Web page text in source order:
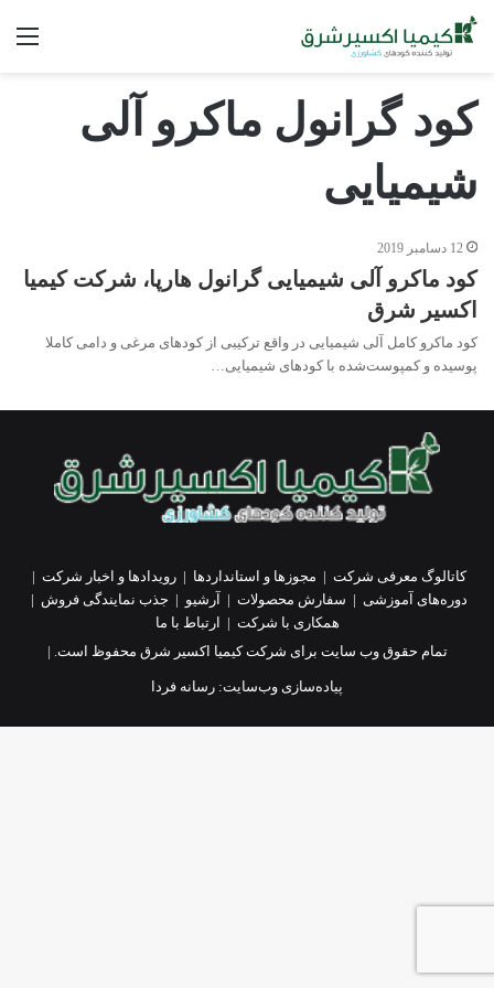
کود گرانول ماکرو آلی
شیمیایی
12 دسامبر 2019
کود ماکرو آلی شیمیایی گرانول هارپا، شرکت کیمیا
اکسیر شرق
کود ماکرو کامل آلی شیمیایی در واقع ترکیبی از کودهای مرغی و دامی کاملا
پوسیده و کمپوست‌شده با کودهای شیمیایی…
کاتالوگ معرفی شرکت | مجوزها و استانداردها |رویدادها و اخبار شرکت |
دوره‌های آموزشی | سفارش محصولات | آرشیو | جذب نمایندگی فروش |
همکاری با شرکت |
ارتباط با ما
تمام حقوق وب سایت برای شرکت کیمیا اکسیر شرق محفوظ است. |
پیاده‌سازی وب‌سایت: رسانه فردا